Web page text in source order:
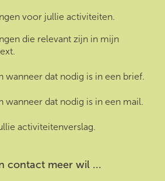
voor jullie activiteiten.
die relevant zijn in mijn
wanneer dat nodig is in een brief.
wanneer dat nodig is in een mail.
activiteitenverslag.
contact meer wil ...